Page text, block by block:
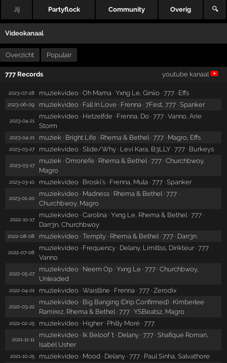
Jij Partyflock Community Overig 🔍
Videokanaal
Overzicht Populair
777 Records youtube kanaal
2023-07-28 muziekvideo · Oh Mama · Yxng Le, Giniio · 777 · Effs
2023-06-09 muziekvideo · Fall In Love · Frenna · 7Fest, 777 · Spanker
2023-04-21
muziekvideo · Hetzelfde · Frenna, Do · 777 · Vanno, Arie
Storm
2023-04-21 muziek · Bright Life · Rhema & Bethel · 777 · Magro, Effs
2023-03-27 muziekvideo · Slide/Why · Levi Kara, B3LLY · 777 · Burkeys
2023-03-17
muziek · Omonefe · Rhema & Bethel · 777 · Churchbwoy,
Magro
2023-03-10 muziekvideo · Broski’s · Frenna, Mula · 777 · Spanker
2023-01-20
muziekvideo · Madness · Rhema & Bethel · 777 ·
Churchbwoy, Magro
2022-10-17
muziekvideo · Carolina · Yxng Le, Rhema & Bethel · 777 ·
Darr3n, Churchbwoy
2022-08-08 muziekvideo · Tempty · Rhema & Bethel · 777 · Darr3n
2022-07-08
muziekvideo · Frequency · Delany, Limitlss, Dirikteur · 777 ·
Vanno
2022-05-27
muziekvideo · Neem Op · Yxng Le · 777 · Churchbwoy,
Unleaded
2022-04-01 muziekvideo · Waistline · Frenna · 777 · Zerodix
2022-03-22
muziekvideo · Big Banging (Drip Confirmed) · Kimberlee
Ramirez, Rhema & Bethel · 777 · YSBeatsz, Magro
2022-02-25 muziekvideo · Higher · Philly Moré · 777
2021-11-11
muziekvideo · Ik Beloof 't · Delany · 777 · Shafique Roman,
Isabèl Usher
2021-10-25 muziekvideo · Mood · Delany · 777 · Paul Sinha, Salvathore